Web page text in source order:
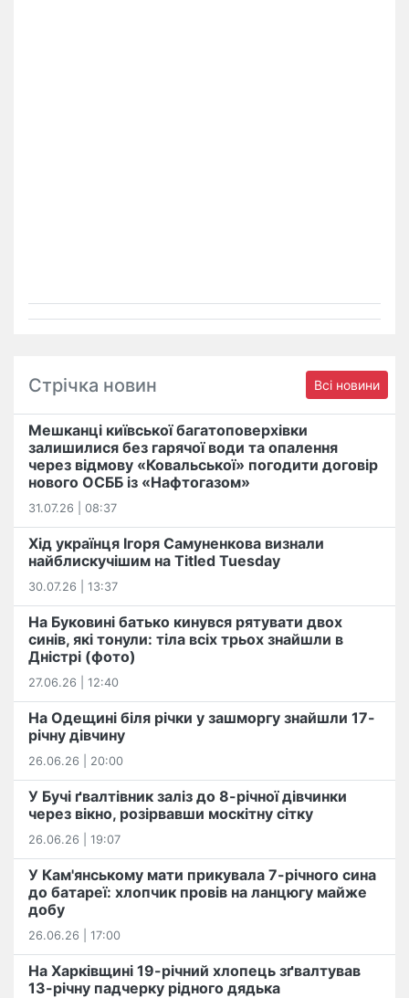
Стрічка новин Всі новини
Мешканці київської багатоповерхівки
залишилися без гарячої води та опалення
через відмову «Ковальської» погодити договір
нового ОСББ із «Нафтогазом»
31.07.26 | 08:37
Хід українця Ігоря Самуненкова визнали
найблискучішим на Titled Tuesday
30.07.26 | 13:37
На Буковині батько кинувся рятувати двох
синів, які тонули: тіла всіх трьох знайшли в
Дністрі (фото)
27.06.26 | 12:40
На Одещині біля річки у зашморгу знайшли 17-
річну дівчину
26.06.26 | 20:00
У Бучі ґвалтівник заліз до 8-річної дівчинки
через вікно, розірвавши москітну сітку
26.06.26 | 19:07
У Кам'янському мати прикувала 7-річного сина
до батареї: хлопчик провів на ланцюгу майже
добу
26.06.26 | 17:00
На Харківщині 19-річний хлопець​ ️зґвалтував
13-річну падчерку рідного дядька